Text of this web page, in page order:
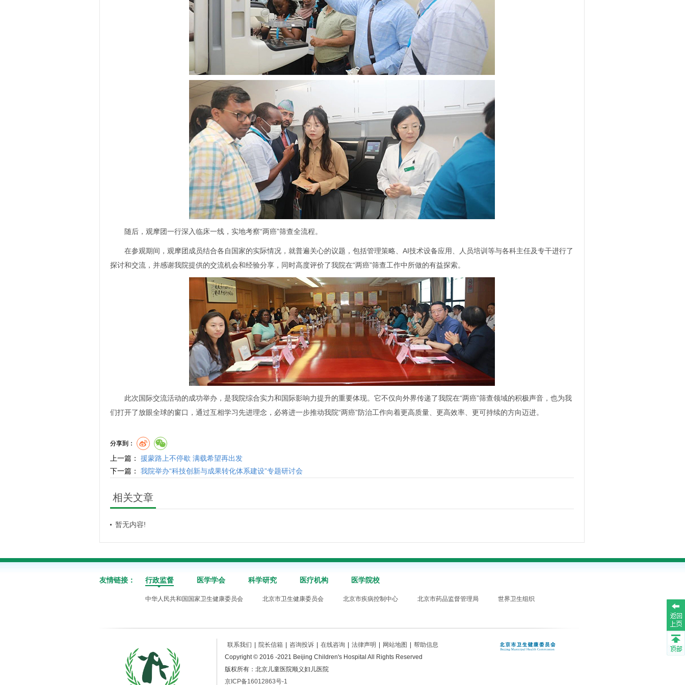
随后，观摩团一行深入临床一线，实地考察“两癌”筛查全流程。
在参观期间，观摩团成员结合各自国家的实际情况，就普遍关心的议题，包括管理策略、AI技术设备应用、人员培训等与各科主任及专干进行了
探讨和交流，并感谢我院提供的交流机会和经验分享，同时高度评价了我院在“两癌”筛查工作中所做的有益探索。
此次国际交流活动的成功举办，是我院综合实力和国际影响力提升的重要体现。它不仅向外界传递了我院在“两癌”筛查领域的积极声音，也为我
们打开了放眼全球的窗口，通过互相学习先进理念，必将进一步推动我院“两癌”防治工作向着更高质量、更高效率、更可持续的方向迈进。
分享到：
上一篇：
援蒙路上不停歇 满载希望再出发
下一篇：
我院举办“科技创新与成果转化体系建设”专题研讨会
相关文章
暂无内容!
友情链接： 行政监督 医学学会 科学研究 医疗机构 医学院校
中华人民共和国国家卫生健康委员会 北京市卫生健康委员会 北京市疾病控制中心 北京市药品监督管理局 世界卫生组织
联系我们 院长信箱 咨询投诉 在线咨询 法律声明 网站地图
帮助信息
Copyright © 2016 -2021 Beijing Children's Hospital All Rights Reserved
版权所有：北京儿童医院顺义妇儿医院
京ICP备16012863号-1